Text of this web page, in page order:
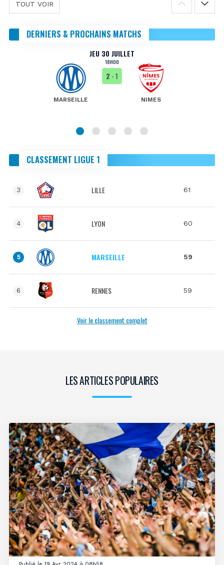
TOUT VOIR
DERNIERS & PROCHAINS MATCHS
JEU 30 JUILLET
18H00
MARSEILLE
2 - 1
NIMES
CLASSEMENT LIGUE 1
3 LILLE 61
4 LYON 60
5 MARSEILLE 59
6 RENNES 59
Voir le classement complet
LES ARTICLES POPULAIRES